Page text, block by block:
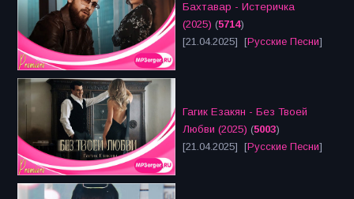
Бахтавар - Истеричка
(2025) (5714)
[21.04.2025] [Русские Песни]
Гагик Езакян - Без Твоей
Любви (2025) (5003)
[21.04.2025] [Русские Песни]